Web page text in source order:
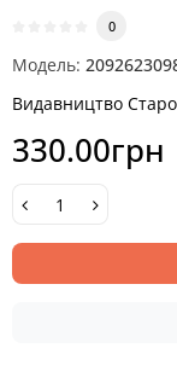
0
Модель:
Видавництво
330.00грн